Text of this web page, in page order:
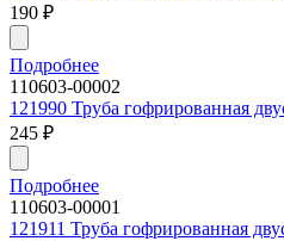
190 ₽
Подробнее
110603-00002
121990 Труба гофрированная
245 ₽
Подробнее
110603-00001
121911 Труба гофрированная